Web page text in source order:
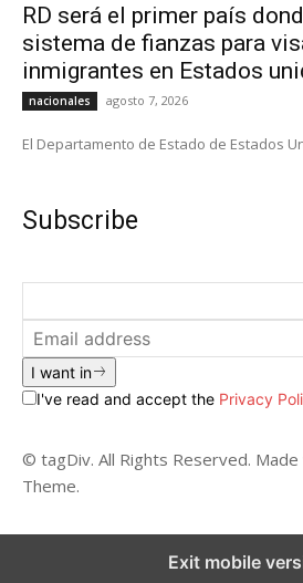
RD será el primer país
sistema de fianzas para
inmigrantes en Estados
nacionales agosto 7, 2026
El Departamento de Estado de Estados
Subscribe
I want in
I've read and accept the Privacy
© tagDiv. All Rights Reserved.
Theme.
Exit mobile